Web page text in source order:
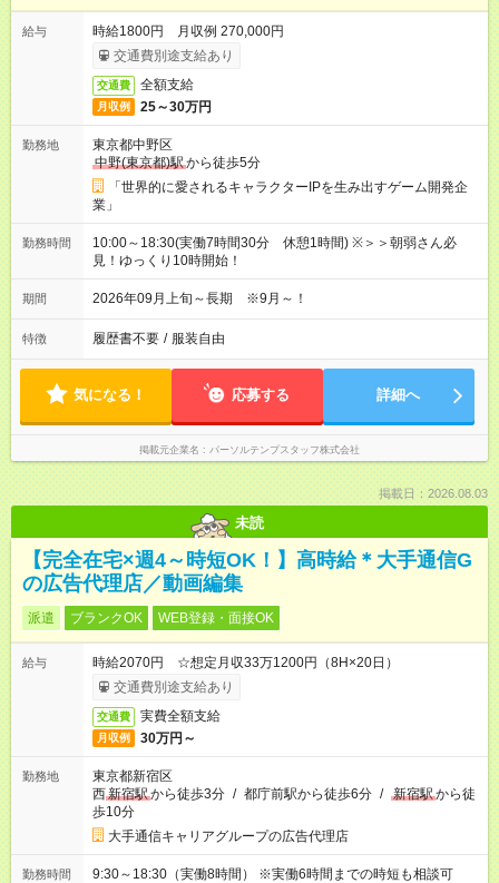
給与
時給1800円 月収例 270,000円
交通費別途支給あり
交通費 全額支給
月収例 25～30万円
勤務地
東京都中野区
中野(東京都)駅から徒歩5分
「世界的に愛されるキャラクターIPを生み出すゲーム開発企
業」
勤務時間
10:00～18:30(実働7時間30分 休憩1時間) ※＞＞朝弱さん必
見！ゆっくり10時開始！
期間 2026年09月上旬～長期 ※9月～！
特徴 履歴書不要 / 服装自由
気になる！ 応募する 詳細へ
掲載元企業名 パーソルテンプスタッフ株式会社
掲載日：2026.08.03
未読
【完全在宅×週4～時短OK！】高時給＊大手通信G
の広告代理店／動画編集
派遣 ブランクOK WEB登録・面接OK
給与
時給2070円 ☆想定月収33万1200円（8H×20日）
交通費別途支給あり
交通費 実費全額支給
月収例 30万円～
勤務地
東京都新宿区
西新宿駅から徒歩3分 / 都庁前駅から徒歩6分 / 新宿駅から徒
歩10分
大手通信キャリアグループの広告代理店
勤務時間
9:30～18:30（実働8時間） ※実働6時間までの時短も相談可